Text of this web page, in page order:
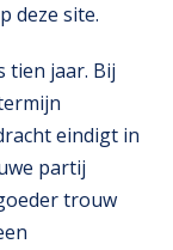
deze site.
tien jaar. Bij
eindigt in
partij
trouw